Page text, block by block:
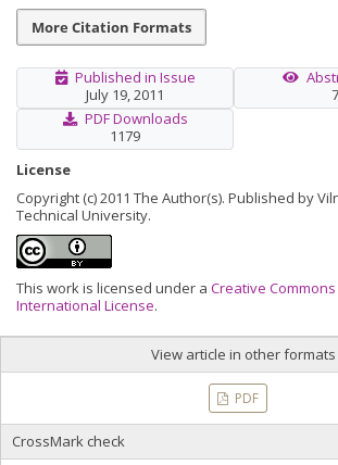
More Citation Formats
Published in Issue
July 19, 2011
PDF Downloads
1179
License
Copyright (c) 2011 The Author(s). Published by
Technical University.
This work is licensed under a Creative
International License.
View article in other formats
PDF
CrossMark check